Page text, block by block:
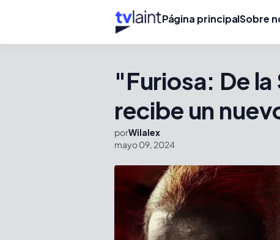
Página principalSobre
"Furiosa: De
recibe un
porWilalex
mayo 09, 2024